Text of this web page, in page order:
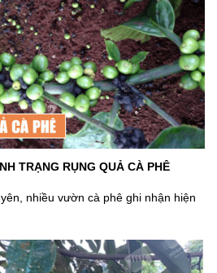
TRẠNG RỤNG QUẢ CÀ PHÊ
nhiều vườn cà phê ghi nhận hiện